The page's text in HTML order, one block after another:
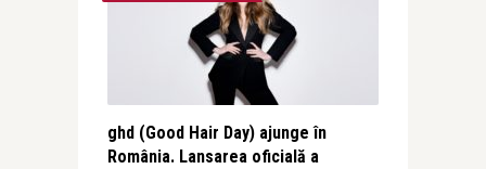
ghd (Good Hair Day) ajunge în
România. Lansarea oficială a